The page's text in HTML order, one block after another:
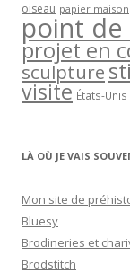
oiseau papier maison
point de
projet en
sculpture
visite États-Unis
LÀ OÙ JE VAIS
Mon site de
Bluesy
Brodineries et
Brodstitch